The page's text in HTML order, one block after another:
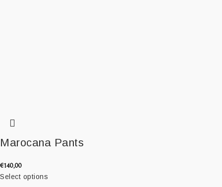
Marocana Pants
€140,00
Select options